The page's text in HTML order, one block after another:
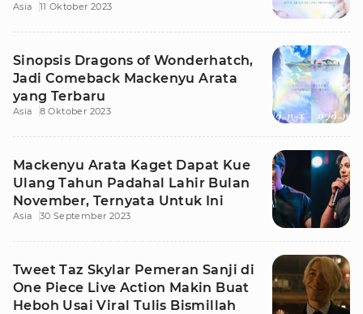
Nakajima Sena
Asia 11 Oktober 2023
Sinopsis Dragons of Wonderhatch,
Jadi Comeback Mackenyu Arata
yang Terbaru
Asia 8 Oktober 2023
Mackenyu Arata Kaget Dapat Kue
Ulang Tahun Padahal Lahir Bulan
November, Ternyata Untuk Ini
Asia 30 September 2023
Tweet Taz Skylar Pemeran Sanji di
One Piece Live Action Makin Buat
Heboh Usai Viral Tulis Bismillah